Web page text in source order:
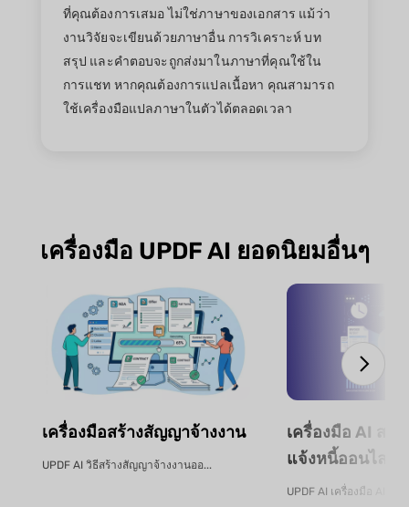
ที่คุณต้องการเสมอ ไม่ใช่ภาษาของเอกสาร แม้ว่า
งานวิจัยจะเขียนด้วยภาษาอื่น การวิเคราะห์ บท
สรุป และคำตอบจะถูกส่งมาในภาษาที่คุณใช้ใน
การแชท หากคุณต้องการแปลเนื้อหา คุณสามารถ
ใช้เครื่องมือแปลภาษาในตัวได้ตลอดเวลา
เครื่องมือ UPDF AI ยอดนิยมอื่นๆ
เครื่องมือสร้างสัญญาจ้างงาน
UPDF AI วิธีสร้างสัญญาจ้างงานออ...
เครื่องมือ AI สกั
แจ้งหนี้ออนไลน์
UPDF AI เครื่องมือ AI สกั